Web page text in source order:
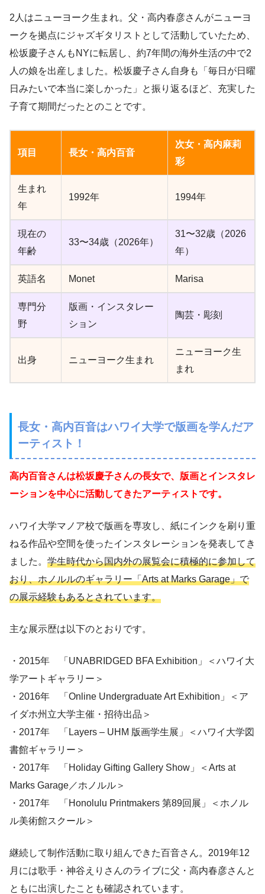
2人はニューヨーク生まれ。父・高内春彦さんがニューヨ
ークを拠点にジャズギタリストとして活動していたため、
松坂慶子さんもNYに転居し、約7年間の海外生活の中で2
人の娘を出産しました。松坂慶子さん自身も「毎日が日曜
日みたいで本当に楽しかった」と振り返るほど、充実した
子育て期間だったとのことです。
項目 長女・高内百音
次女・高内麻莉
彩
生まれ
年
1992年 1994年
現在の
年齢
33〜34歳（2026年）
31〜32歳（2026
年）
英語名 Monet Marisa
専門分
野
版画・インスタレー
ション
陶芸・彫刻
出身 ニューヨーク生まれ
ニューヨーク生
まれ
長女・高内百音はハワイ大学で版画を学んだア
ーティスト！
高内百音さんは松坂慶子さんの長女で、版画とインスタレ
ーションを中心に活動してきたアーティストです。
ハワイ大学マノア校で版画を専攻し、紙にインクを刷り重
ねる作品や空間を使ったインスタレーションを発表してき
ました。 学生時代から国内外の展覧会に積極的に参加して
おり、ホノルルのギャラリー「Arts at Marks Garage」で
の展示経験もあるとされています。
主な展示歴は以下のとおりです。
・2015年 「UNABRIDGED BFA Exhibition」＜ハワイ大
学アートギャラリー＞
・2016年 「Online Undergraduate Art Exhibition」＜ア
イダホ州立大学主催・招待出品＞
・2017年 「Layers – UHM 版画学生展」＜ハワイ大学図
書館ギャラリー＞
・2017年 「Holiday Gifting Gallery Show」＜Arts at
Marks Garage／ホノルル＞
・2017年 「Honolulu Printmakers 第89回展」＜ホノル
ル美術館スクール＞
継続して制作活動に取り組んできた百音さん。2019年12
月には歌手・神谷えりさんのライブに父・高内春彦さんと
ともに出演したことも確認されています。